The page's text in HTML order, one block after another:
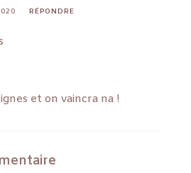
RÉPONDRE
et on vaincra na !